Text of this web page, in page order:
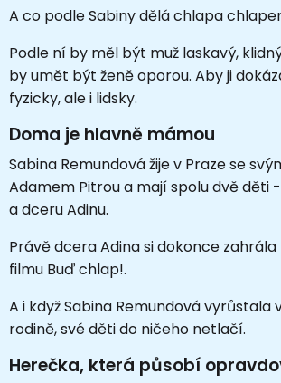
A co podle Sabiny dělá chlapa
Podle ní by měl být muž laskavý,
by umět být ženě oporou. Aby ji
fyzicky, ale i lidsky.
Doma je hlavně mámou
Sabina Remundová žije v Praze se
Adamem Pitrou a mají spolu dvě děti
a dceru Adinu.
Právě dcera Adina si dokonce
filmu Buď chlap!.
A i když Sabina Remundová vyrůstala
rodině, své děti do ničeho netlačí.
Herečka, která působí